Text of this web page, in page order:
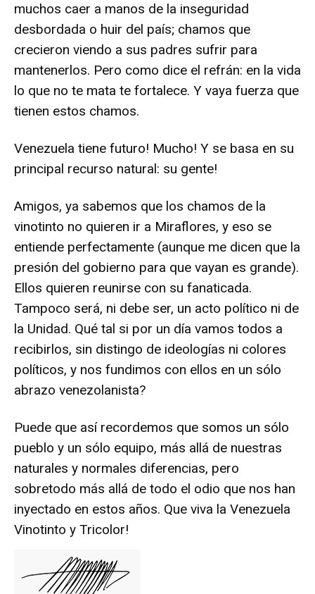
muchos caer a manos de la inseguridad
desbordada o huir del país; chamos que
crecieron viendo a sus padres sufrir para
mantenerlos. Pero como dice el refrán: en la vida
lo que no te mata te fortalece. Y vaya fuerza que
tienen estos chamos.
Venezuela tiene futuro! Mucho! Y se basa en su
principal recurso natural: su gente!
Amigos, ya sabemos que los chamos de la
vinotinto no quieren ir a Miraflores, y eso se
entiende perfectamente (aunque me dicen que la
presión del gobierno para que vayan es grande).
Ellos quieren reunirse con su fanaticada.
Tampoco será, ni debe ser, un acto político ni de
la Unidad. Qué tal si por un día vamos todos a
recibirlos, sin distingo de ideologías ni colores
políticos, y nos fundimos con ellos en un sólo
abrazo venezolanista?
Puede que así recordemos que somos un sólo
pueblo y un sólo equipo, más allá de nuestras
naturales y normales diferencias, pero
sobretodo más allá de todo el odio que nos han
inyectado en estos años. Que viva la Venezuela
Vinotinto y Tricolor!